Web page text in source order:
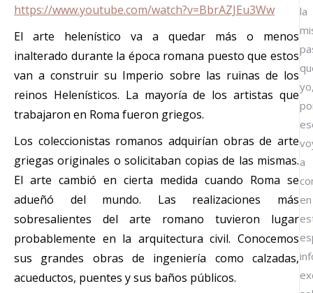
https://www.youtube.com/watch?v=BbrAZJEu3Ww
El arte helenístico va a quedar más o menos
inalterado durante la época romana puesto que estos
van a construir su Imperio sobre las ruinas de los
reinos Helenísticos. La mayoría de los artistas que
trabajaron en Roma fueron griegos.
Los coleccionistas romanos adquirían obras de arte
griegas originales o solicitaban copias de las mismas.
El arte cambió en cierta medida cuando Roma se
adueñó del mundo. Las realizaciones más
sobresalientes del arte romano tuvieron lugar
probablemente en la arquitectura civil. Conocemos
sus grandes obras de ingeniería como calzadas,
acueductos, puentes y sus baños públicos.
la
a
en